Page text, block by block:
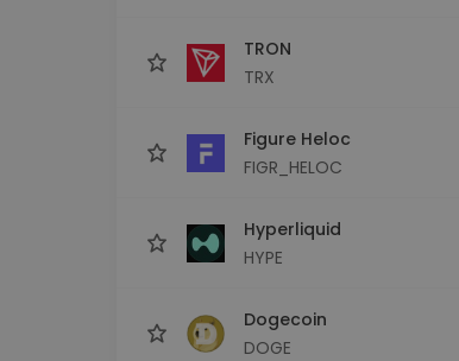
TRON
TRX
Figure Heloc
FIGR_HELOC
Hyperliquid
HYPE
Dogecoin
DOGE